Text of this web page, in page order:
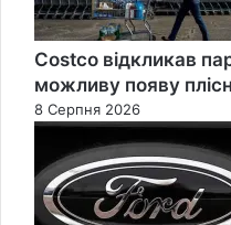
Costco відкликав
можливу появу
8 Серпня 2026